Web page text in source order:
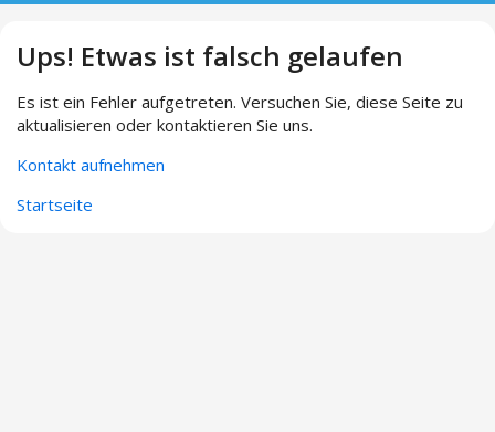
Ups! Etwas ist falsch gelaufen
Es ist ein Fehler aufgetreten. Versuchen Sie, diese Seite zu
aktualisieren oder kontaktieren Sie uns.
Kontakt aufnehmen
Startseite